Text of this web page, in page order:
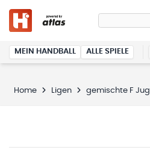
MEIN HANDBALL ALLE SPIELE
Home Ligen gemischte F